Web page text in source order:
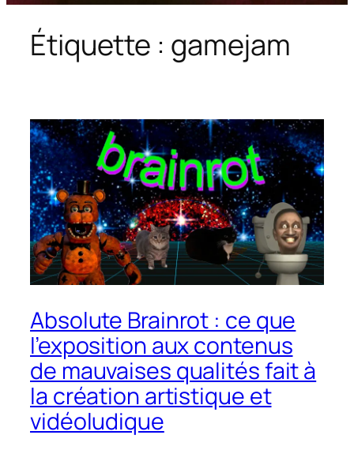
Étiquette : gamejam
Absolute Brainrot : ce que
l’exposition aux contenus
de mauvaises qualités fait à
la création artistique et
vidéoludique